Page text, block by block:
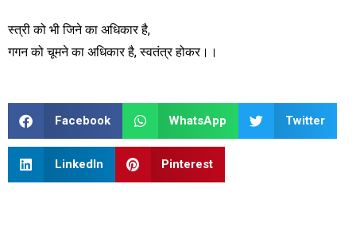
स्त्री को भी जिने का अधिकार है,
गगन को चूमने का अधिकार है, स्वतंत्र होकर।।
Facebook WhatsApp Twitter
LinkedIn Pinterest